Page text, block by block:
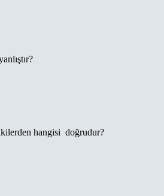
hangisi doğrudur?